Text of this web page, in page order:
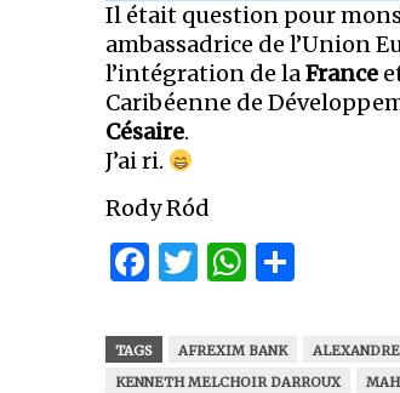
Il était question pour
ambassadrice de l’Union
l’intégration de laFrance
Caribéenne de
Césaire.
J’ai ri.
Rody Ród
Facebook
Twitter
TAGS AFREXIM BANK
KENNETH MELCHOIR DARROUX